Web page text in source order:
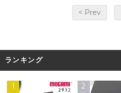
< Prev
ランキング
1 2